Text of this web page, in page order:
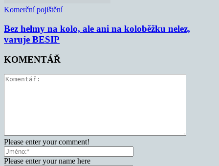
Komerční pojištění
Bez helmy na kolo, ale ani na koloběžku nelez,
varuje BESIP
KOMENTÁŘ
Please enter your comment!
Please enter your name here